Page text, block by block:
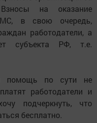
на оказание
в свою очередь,
работодатели, а
субъекта РФ, т.е.
помощь по сути не
работодатели и
подчеркнуть, что
бесплатно.